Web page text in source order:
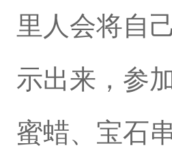
里人会将自
示出来，参
蜜蜡、宝